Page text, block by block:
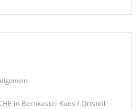
in Bernkastel-Kues / Ortsteil